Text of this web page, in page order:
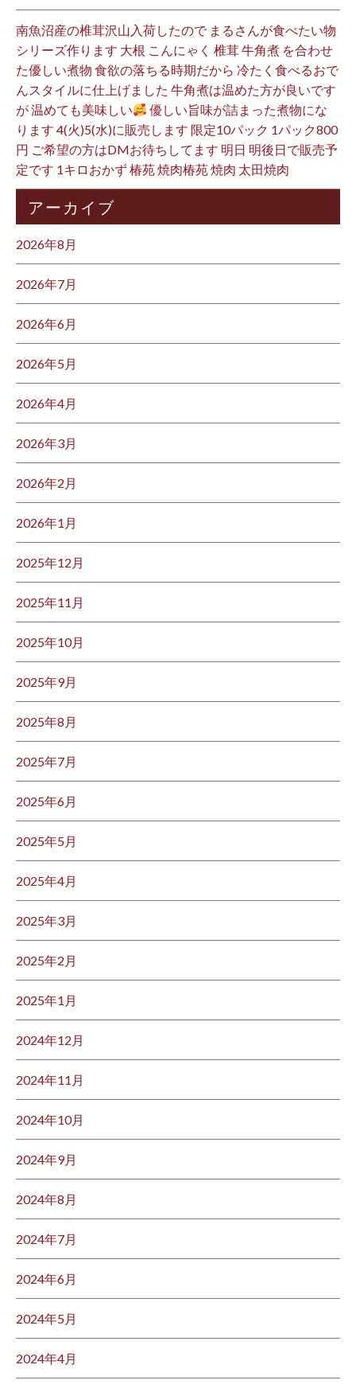
南魚沼産の椎茸沢山入荷したので まるさんが食べたい物
シリーズ作ります 大根 こんにゃく 椎茸 牛角煮 を合わせ
た優しい煮物 食欲の落ちる時期だから 冷たく食べるおで
んスタイルに仕上げました 牛角煮は温めた方が良いです
が 温めても美味しい
優しい旨味が詰まった煮物にな
ります 4(火)5(水)に販売します 限定10パック 1パック800
円 ご希望の方はDMお待ちしてます 明日 明後日で販売予
定です 1キロおかず 椿苑 焼肉椿苑 焼肉 太田焼肉
アーカイブ
2026年8月
2026年7月
2026年6月
2026年5月
2026年4月
2026年3月
2026年2月
2026年1月
2025年12月
2025年11月
2025年10月
2025年9月
2025年8月
2025年7月
2025年6月
2025年5月
2025年4月
2025年3月
2025年2月
2025年1月
2024年12月
2024年11月
2024年10月
2024年9月
2024年8月
2024年7月
2024年6月
2024年5月
2024年4月